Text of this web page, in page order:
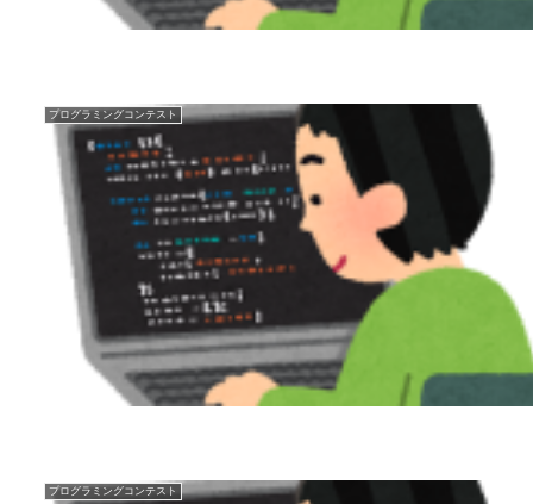
プログラミングコンテスト
プログラミングコンテスト